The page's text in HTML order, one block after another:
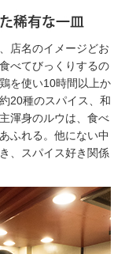
店名のイメージどお
べてびっくりするの
を使い10時間以上か
20種のスパイス、和
渾身のルウは、食べ
ふれる。他にない中
、スパイス好き関係